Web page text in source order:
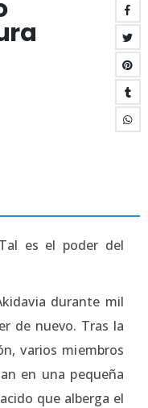
es el poder del
durante mil
de nuevo. Tras la
varios miembros
en una pequeña
que alberga el